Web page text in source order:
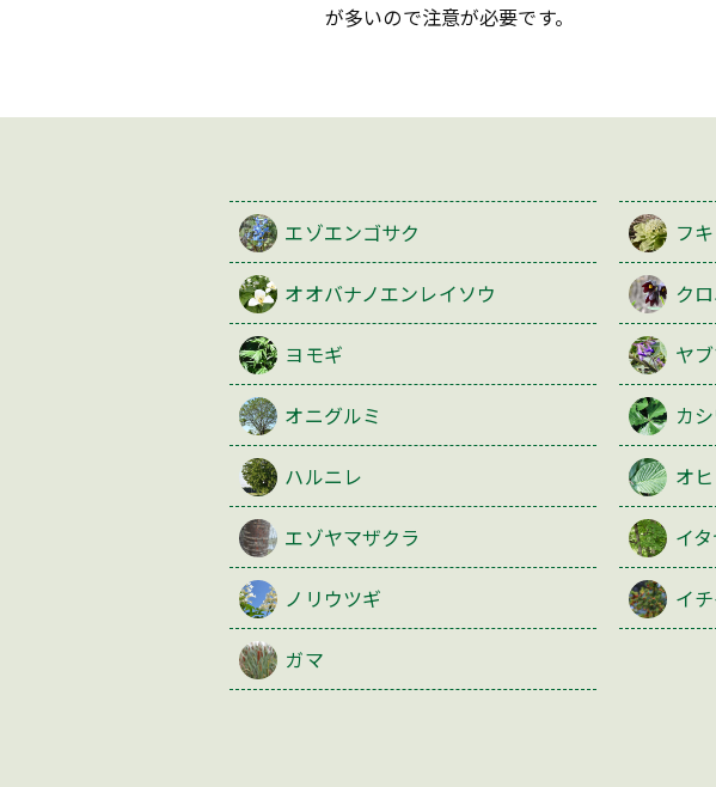
が多いので注意が必要です。
エゾエンゴサク フキ
オオバナノエンレイソウ ク
ヨモギ ヤ
オニグルミ カ
ハルニレ オ
エゾヤマザクラ イ
ノリウツギ イ
ガマ